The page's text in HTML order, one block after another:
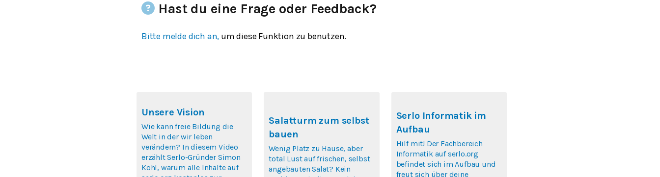
Hast du eine Frage oder Feedback?
Bitte melde dich an, um diese Funktion zu benutzen.
Unsere Vision
Wie kann freie Bildung die
Welt in der wir leben
verändern? In diesem Video
erzählt Serlo-Gründer Simon
Köhl, warum alle Inhalte auf
Salatturm zum selbst
bauen
Wenig Platz zu Hause, aber
total Lust auf frischen, selbst
angebauten Salat? Kein
Serlo Informatik im
Aufbau
Hilf mit! Der Fachbereich
Informatik auf serlo.org
befindet sich im Aufbau und
freut sich über deine